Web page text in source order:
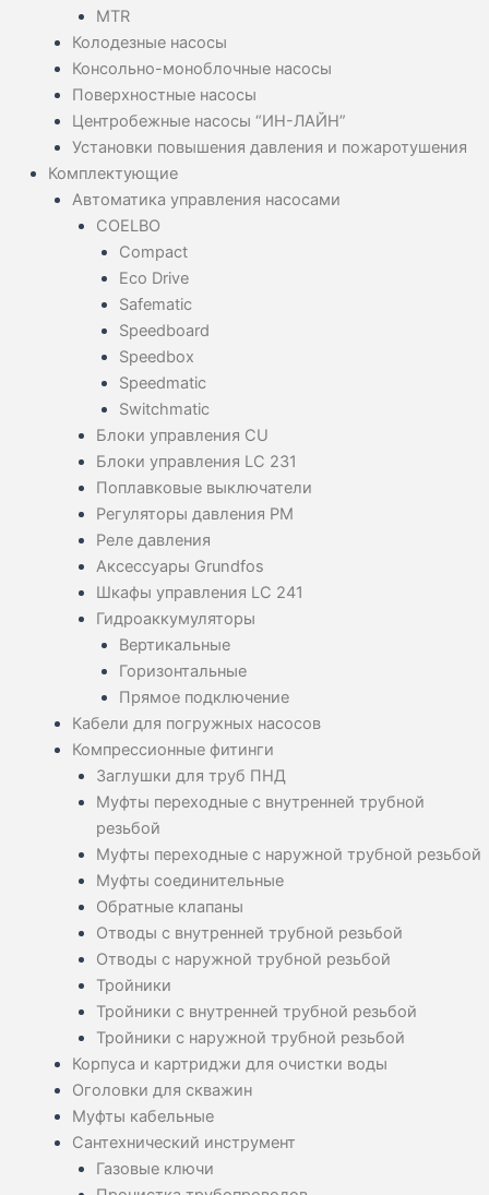
MTR
Колодезные насосы
Консольно-моноблочные насосы
Поверхностные насосы
Центробежные насосы “ИН-ЛАЙН”
Установки повышения давления и пожаротушения
Комплектующие
Автоматика управления насосами
COELBO
Compact
Eco Drive
Safematic
Speedboard
Speedbox
Speedmatic
Switchmatic
Блоки управления CU
Блоки управления LC 231
Поплавковые выключатели
Регуляторы давления PM
Реле давления
Аксессуары Grundfos
Шкафы управления LC 241
Гидроаккумуляторы
Вертикальные
Горизонтальные
Прямое подключение
Кабели для погружных насосов
Компрессионные фитинги
Заглушки для труб ПНД
Муфты переходные с внутренней трубной
резьбой
Муфты переходные с наружной трубной резьбой
Муфты соединительные
Обратные клапаны
Отводы с внутренней трубной резьбой
Отводы с наружной трубной резьбой
Тройники
Тройники с внутренней трубной резьбой
Тройники с наружной трубной резьбой
Корпуса и картриджи для очистки воды
Оголовки для скважин
Муфты кабельные
Сантехнический инструмент
Газовые ключи